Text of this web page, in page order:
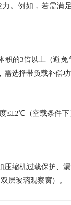
。例如，若需满
积的3倍以上（避
选择带负载补偿功
≤±2℃（空载条件
压缩机过载保护、
层玻璃观察窗）。